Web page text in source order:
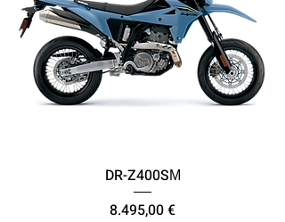
DR-Z400SΜ
Τιμή
8.495,00 €